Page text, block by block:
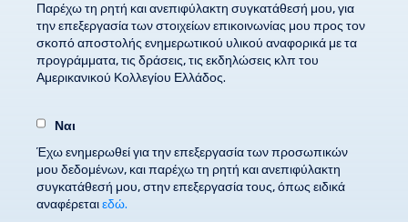
Παρέχω τη ρητή και ανεπιφύλακτη συγκατάθεσή μου, για
την επεξεργασία των στοιχείων επικοινωνίας μου προς τον
σκοπό αποστολής ενημερωτικού υλικού αναφορικά με τα
προγράμματα, τις δράσεις, τις εκδηλώσεις κλπ του
Αμερικανικού Κολλεγίου Ελλάδος.
Ναι
Έχω ενημερωθεί για την επεξεργασία των προσωπικών
μου δεδομένων, και παρέχω τη ρητή και ανεπιφύλακτη
συγκατάθεσή μου, στην επεξεργασία τους, όπως ειδικά
αναφέρεταιεδώ.